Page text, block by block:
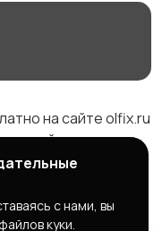
на сайте olfix.ru
от частных
с нами, вы
куки.